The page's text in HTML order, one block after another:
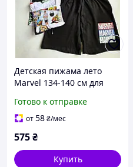
Детская пижама лето
Marvel 134-140 см для
Готово к отправке
от58₴/мес
575₴
Купить